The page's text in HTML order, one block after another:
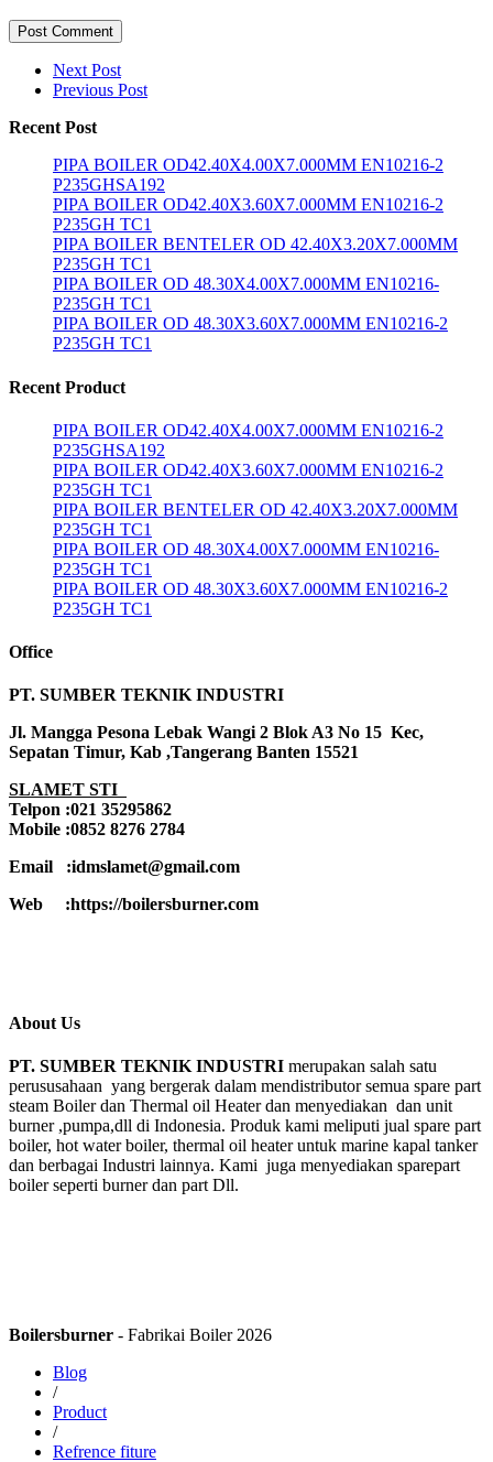
Post Comment
Next Post
Previous Post
Recent Post
PIPA BOILER OD42.40X4.00X7.000MM EN10216-2
P235GHSA192
PIPA BOILER OD42.40X3.60X7.000MM EN10216-2
P235GH TC1
PIPA BOILER BENTELER OD 42.40X3.20X7.000MM
P235GH TC1
PIPA BOILER OD 48.30X4.00X7.000MM EN10216-
P235GH TC1
PIPA BOILER OD 48.30X3.60X7.000MM EN10216-2
P235GH TC1
Recent Product
PIPA BOILER OD42.40X4.00X7.000MM EN10216-2
P235GHSA192
PIPA BOILER OD42.40X3.60X7.000MM EN10216-2
P235GH TC1
PIPA BOILER BENTELER OD 42.40X3.20X7.000MM
P235GH TC1
PIPA BOILER OD 48.30X4.00X7.000MM EN10216-
P235GH TC1
PIPA BOILER OD 48.30X3.60X7.000MM EN10216-2
P235GH TC1
Office
PT. SUMBER TEKNIK INDUSTRI
Jl. Mangga Pesona Lebak Wangi 2 Blok A3 No 15 Kec,
Sepatan Timur, Kab ,Tangerang Banten 15521
SLAMET STI
Telpon :021 35295862
Mobile :0852 8276 2784
Email :idmslamet@gmail.com
Web :https://boilersburner.com
About Us
PT. SUMBER TEKNIK INDUSTRI merupakan salah satu
perususahaan yang bergerak dalam mendistributor semua spare part
steam Boiler dan Thermal oil Heater dan menyediakan dan unit
burner ,pumpa,dll di Indonesia. Produk kami meliputi jual spare part
boiler, hot water boiler, thermal oil heater untuk marine kapal tanker
dan berbagai Industri lainnya. Kami juga menyediakan sparepart
boiler seperti burner dan part Dll.
Boilersburner - Fabrikai Boiler 2026
Blog
/
Product
/
Refrence fiture